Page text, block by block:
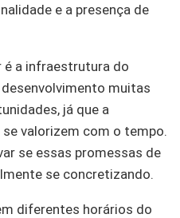
e a presença de
é a infraestrutura do
muitas
já que a
valorizem com o tempo.
se essas promessas de
se concretizando.
diferentes horários do